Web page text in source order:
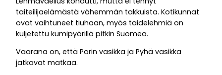
taiteilijaelämästä vähemmän takkuista. Kotikunnat
ovat vaihtuneet tiuhaan, myös taidelehmiä on
kuljetettu kumipyörillä pitkin Suomea.
Vaarana on, että Porin vasikka ja Pyhä vasikka
jatkavat matkaa.